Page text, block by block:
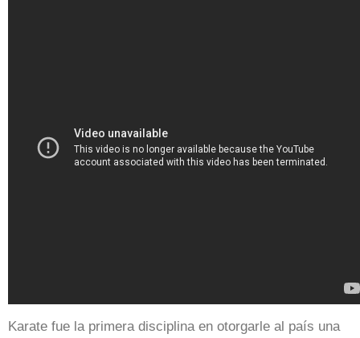
Karate fue la primera disciplina en otorgarle al país una